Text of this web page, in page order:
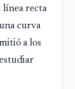
línea recta
curva
a los